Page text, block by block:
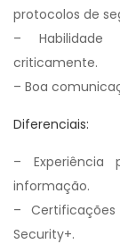
protocolos de
– Habilidade
criticamente.
– Boa
Diferenciais:
– Experiência
informação.
–
Security+.